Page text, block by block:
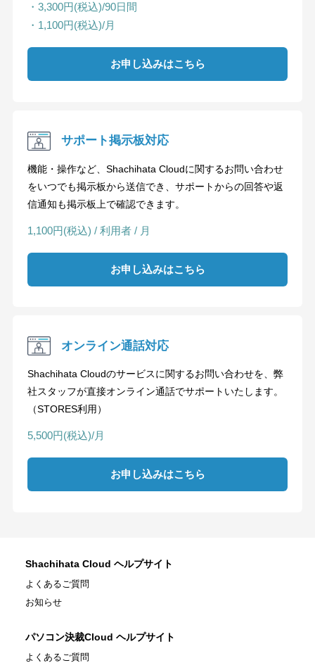
・3,300円(税込)/90日間
・1,100円(税込)/月
お申し込みはこちら
サポート掲示板対応
機能・操作など、Shachihata Cloudに関するお問い合わせ
をいつでも掲示板から送信でき、サポートからの回答や返
信通知も掲示板上で確認できます。
1,100円(税込) / 利用者 / 月
お申し込みはこちら
オンライン通話対応
Shachihata Cloudのサービスに関するお問い合わせを、弊
社スタッフが直接オンライン通話でサポートいたします。
（STORES利用）
5,500円(税込)/月
お申し込みはこちら
Shachihata Cloud ヘルプサイト
よくあるご質問
お知らせ
パソコン決裁Cloud ヘルプサイト
よくあるご質問